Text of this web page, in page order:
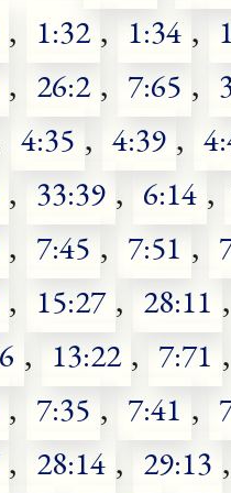
, 1:32 , 1:34 ,
, 26:2 , 7:65 ,
4:35 , 4:39 ,
, 33:39 , 6:14 ,
, 7:45 , 7:51 ,
, 15:27 , 28:11 ,
, 13:22 , 7:71 ,
, 7:35 , 7:41 ,
, 28:14 , 29:13 ,